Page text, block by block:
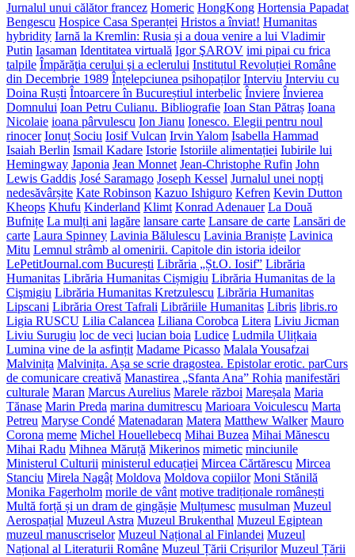
Jurnalul unui călător francez Homeric HongKong Hortensia Papadat
Bengescu Hospice Casa Speranței Hristos a înviat! Humanitas
hybridity Iarnă la Kremlin: Rusia și a doua venire a lui Vladimir
Putin Iasaman Identitatea virtuală Igor ŞAROV imi pipai cu frica
talpile Împărăţia cerului şi a eclerului Institutul Revoluției Române
din Decembrie 1989 Înțelepciunea psihopaților Interviu Interviu cu
Doina Ruști Întoarcere în Bucureștiul interbelic Înviere Învierea
Domnului Ioan Petru Culianu. Bibliografie Ioan Stan Pătraș Ioana
Nicolaie ioana pârvulescu Ion Jianu Ionesco. Elegii pentru noul
rinocer Ionuț Sociu Iosif Vulcan Irvin Yalom Isabella Hammad
Isaiah Berlin Ismail Kadare Istorie Istoriile alimentației Iubirile lui
Hemingway Japonia Jean Monnet Jean-Christophe Rufin John
Lewis Gaddis José Saramago Joseph Kessel Jurnalul unei nopți
nedesăvârșite Kate Robinson Kazuo Ishiguro Kefren Kevin Dutton
Kheops Khufu Kinderland Klimt Konrad Adenauer La Două
Bufnițe La mulți ani lagăre lansare carte Lansare de carte Lansări de
carte Laura Spinney Lavinia Bălulescu Lavinia Braniște Lavinica
Mitu Lemnul strâmb al omenirii. Capitole din istoria ideilor
LePetitJournal.com București Librăria „Șt.O. Iosif” Librăria
Humanitas Librăria Humanitas Cișmigiu Librăria Humanitas de la
Cişmigiu Librăria Humanitas Kretzulescu Librăria Humanitas
Lipscani Librăria Orest Tafrali Librăriile Humanitas Libris libris.ro
Ligia RUSCU Lilia Calancea Liliana Corobca Litera Liviu Jicman
Liviu Surugiu loc de veci lucian boia Ludice Ludmila Ulițkaia
Lumina vine de la asfințit Madame Picasso Malala Yousafzai
Malvinița Malvinița. Așa se scrie dragostea. Epistolar erotic. parCurs
de comunicare creativă Manastirea „Sfanta Ana” Rohia manifestări
culturale Maran Marcus Aurelius Marele război Mareșala Maria
Tănase Marin Preda marina dumitrescu Marioara Voiculescu Marta
Petreu Maryse Condé Matenadaran Matera Matthew Walker Mauro
Corona meme Michel Houellebecq Mihai Buzea Mihai Mănescu
Mihai Radu Mihnea Măruță Mikerinos mimetic minciunile
Ministerul Culturii ministerul educației Mircea Cărtărescu Mircea
Stanciu Mirela Nagâț Moldova Moldova copiilor Moni Stănilă
Monika Fagerholm morile de vânt motive tradiționale românești
Multă forță și un dram de gingășie Mulțumesc musulman Muzeul
Aerospațial Muzeul Astra Muzeul Brukenthal Muzeul Egiptean
muzeul manuscriselor Muzeul Național al Finlandei Muzeul
Național al Literaturii Române Muzeul Țării Crișurilor Muzeul Țării